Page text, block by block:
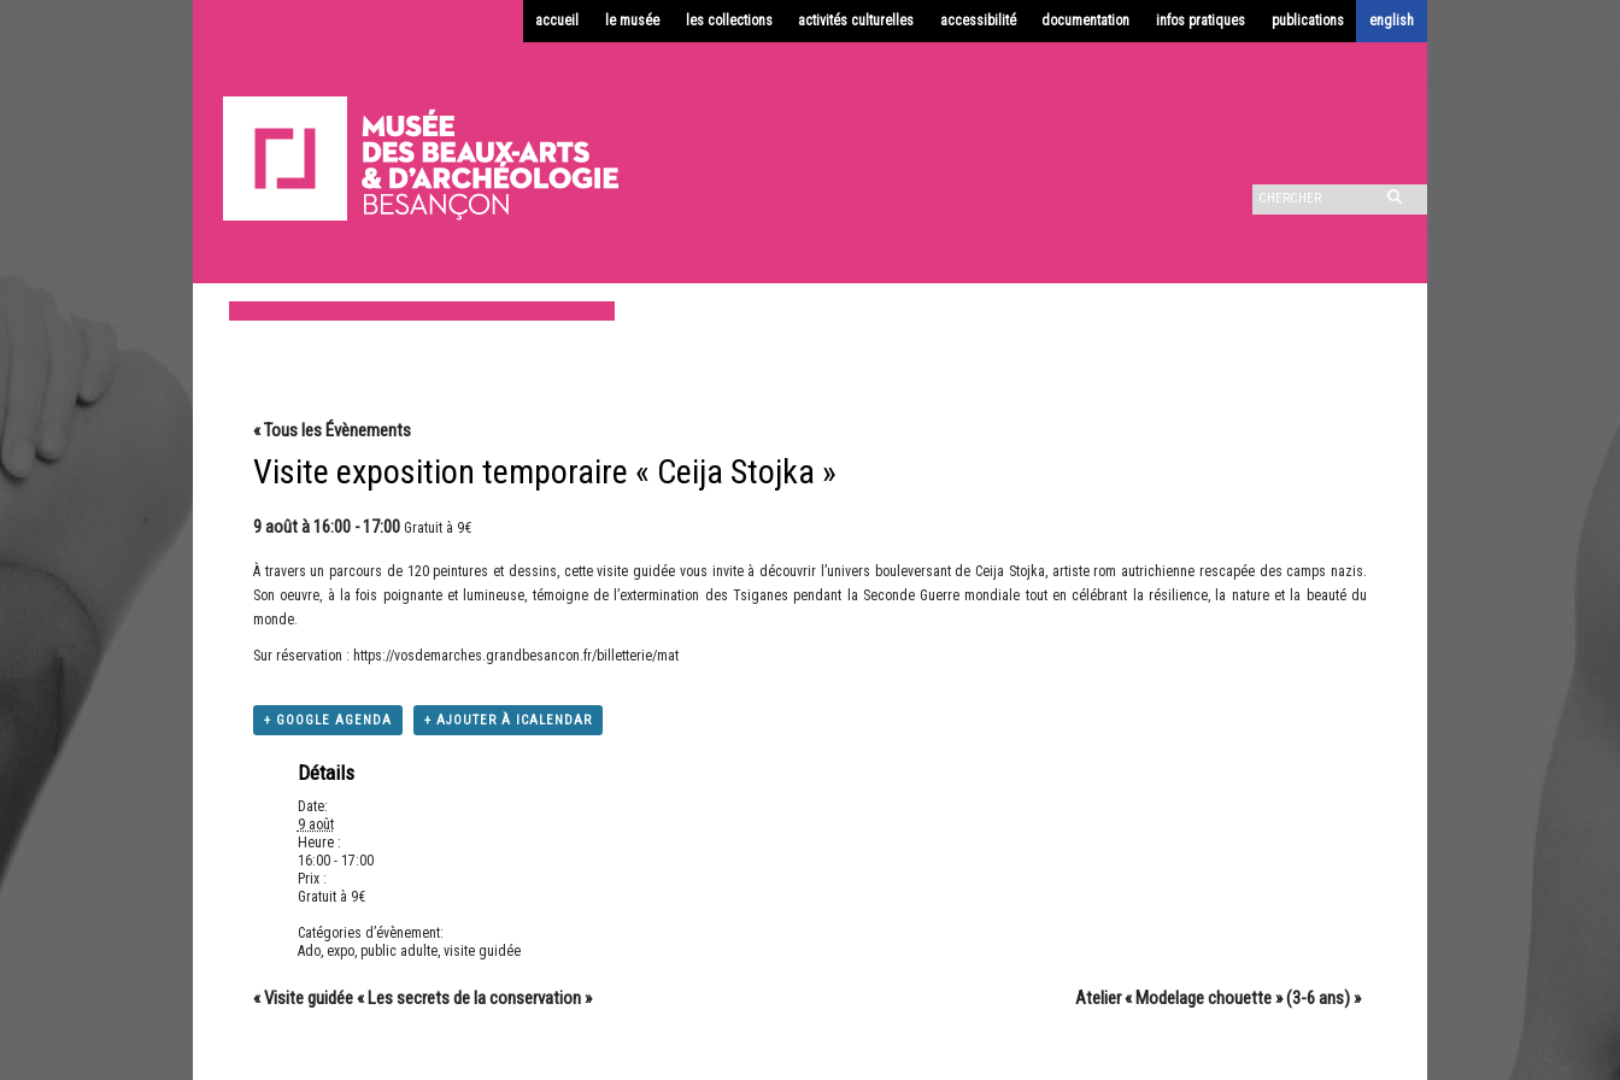
accueil le musée les collections activités culturelles accessibilité documentation infos pratiques publications english
« Tous les Évènements
Visite exposition temporaire « Ceija Stojka »
9 août à 16:00 -17:00 Gratuit à 9€
À travers un parcours de 120 peintures et dessins, cette visite guidée vous invite à découvrir l’univers bouleversant de Ceija Stojka, artiste rom autrichienne rescapée des camps nazis.
Son oeuvre, à la fois poignante et lumineuse, témoigne de l’extermination des Tsiganes pendant la Seconde Guerre mondiale tout en célébrant la résilience, la nature et la beauté du
monde.
Sur réservation : https://vosdemarches.grandbesancon.fr/billetterie/mat
+ GOOGLE AGENDA + AJOUTER À ICALENDAR
Détails
Date:
9 août
Heure :
16:00 - 17:00
Prix :
Gratuit à 9€
Catégories d’évènement:
Ado, expo, public adulte, visite guidée
«Visite guidée « Les secrets de la conservation » Atelier « Modelage chouette » (3-6 ans)»